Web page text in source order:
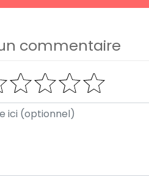
commentaire